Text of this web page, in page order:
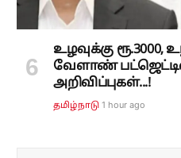
உழவுக்கு ரூ.3000,
வேளாண்
அறிவிப்புகள்...!
தமிழ்நாடு 1 hour ago